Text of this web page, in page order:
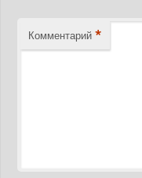
Комментарий *